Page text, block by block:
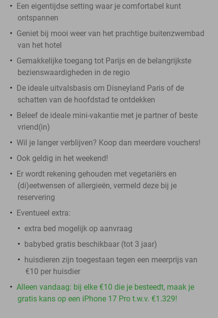
Een eigentijdse setting waar je comfortabel kunt
ontspannen
Geniet bij mooi weer van het prachtige buitenzwembad
van het hotel
Gemakkelijke toegang tot Parijs en de belangrijkste
bezienswaardigheden in de regio
De ideale uitvalsbasis om Disneyland Paris of de
schatten van de hoofdstad te ontdekken
Beleef de ideale mini-vakantie met je partner of beste
vriend(in)
Wil je langer verblijven? Koop dan meerdere vouchers!
Ook geldig in het weekend!
Er wordt rekening gehouden met vegetariërs en
(di)eetwensen of allergieën, vermeld deze bij je
reservering
Eventueel extra:
extra bed mogelijk op aanvraag
babybed gratis beschikbaar (tot 3 jaar)
huisdieren zijn toegestaan tegen een meerprijs van
€10 per huisdier
Alleen vandaag: bij elke €10 die je besteedt, maak je
gratis kans op een iPhone 17 Pro t.w.v. €1.329!